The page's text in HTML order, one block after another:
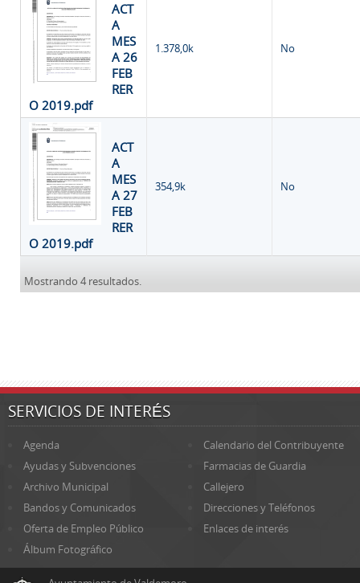
ACT
A
MES
A 26
FEB
RER
O 2019.pdf
1.378,0k No
ACT
A
MES
A 27
FEB
RER
O 2019.pdf
354,9k No
Mostrando 4 resultados.
SERVICIOS DE INTERÉS
Agenda
Calendario del Contribuyente
Ayudas y Subvenciones
Farmacias de Guardia
Archivo Municipal
Callejero
Bandos y Comunicados
Direcciones y Teléfonos
Oferta de Empleo Público
Enlaces de interés
Álbum Fotográfico